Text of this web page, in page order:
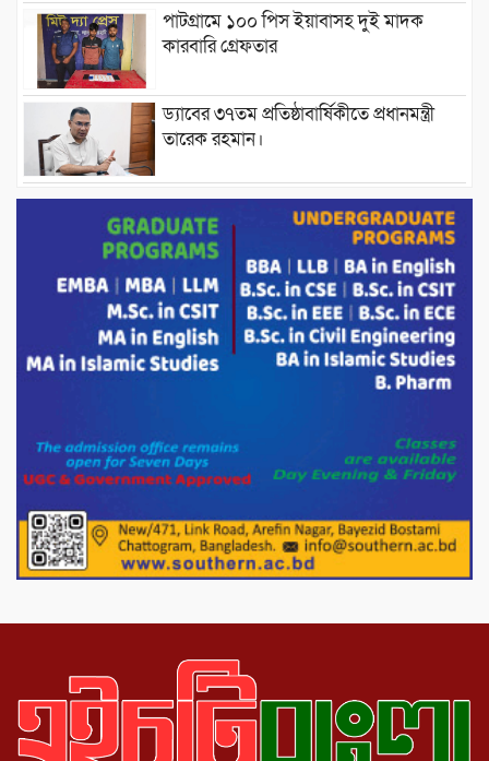
পাটগ্রামে ১০০ পিস ইয়াবাসহ দুই মাদক
কারবারি গ্রেফতার
ড্যাবের ৩৭তম প্রতিষ্ঠাবার্ষিকীতে প্রধানমন্ত্রী
তারেক রহমান।
চন্দনাইশের হাশিমপুর ৪ নং ওয়ার্ডে ৫’শতাধিক
হতদরিদ্র পরিবারের মাঝে খাদ্যসামগ্রী বিতরণ
করেন মনজুর মোরশেদ
পরিবেশ রক্ষায় পাটগ্রামে ইহসান ইয়ুথ
সার্কেলের বৃক্ষরোপণ
মিরপুর-১১ নম্বরে দুর্বৃত্তদের গুলিতে বিএনপি
পাটগ্রামে চিকিৎসা সেবায় বীর মুক্তিযোদ্ধা দবির
উদ্দিন ফাউন্ডেশন
পাটগ্রামের দহগ্রাম ইউনিয়নের প্রধান সড়ক
ভেঙ্গে যোগাযোগ বিছিন্ন